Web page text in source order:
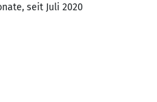
seit Juli 2020